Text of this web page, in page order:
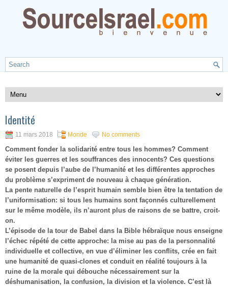
Identité
11 mars 2018 Monde No comments
Comment fonder la solidarité entre tous les hommes? Comment
éviter les guerres et les souffrances des innocents? Ces questions
se posent depuis l’aube de l’humanité et les différentes approches
du problème s’expriment de nouveau à chaque génération.
La pente naturelle de l’esprit humain semble bien être la tentation de
l’uniformisation: si tous les humains sont façonnés culturellement
sur le même modèle, ils n’auront plus de raisons de se battre, croit-
on.
L’épisode de la tour de Babel dans la Bible hébraïque nous enseigne
l’échec répété de cette approche: la mise au pas de la personnalité
individuelle et collective, en vue d’éliminer les conflits, crée en fait
une humanité de quasi-clones et conduit en réalité toujours à la
ruine de la morale qui débouche nécessairement sur la
déshumanisation, la confusion, la division et la violence. C’est là